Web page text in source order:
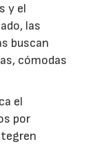
y el
las
buscan
cómodas
el
por